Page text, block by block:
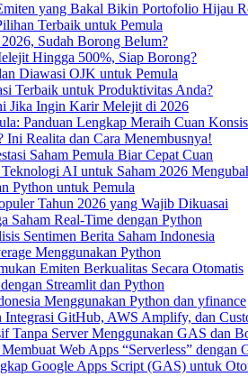
yang Bakal Bikin Portofolio Hijau
Terbaik untuk Pemula
Sudah Borong Belum?
Hingga 500%, Siap Borong?
Diawasi OJK untuk Pemula
Terbaik untuk Produktivitas Anda?
Jika Ingin Karir Melejit di 2026
Panduan Lengkap Meraih Cuan
Realita dan Cara Menembusnya!
Saham Pemula Biar Cepat Cuan
AI untuk Saham 2026
Python untuk Pemula
Tahun 2026 yang Wajib Dikuasai
Saham Real-Time dengan Python
Sentimen Berita Saham Indonesia
Menggunakan Python
Emiten Berkualitas Secara Otomatis
Streamlit dan Python
Menggunakan Python dan yfinance
Integrasi GitHub, AWS Amplify, dan
Tanpa Server Menggunakan GAS dan
Web Apps “Serverless”
Google Apps Script (GAS) untuk